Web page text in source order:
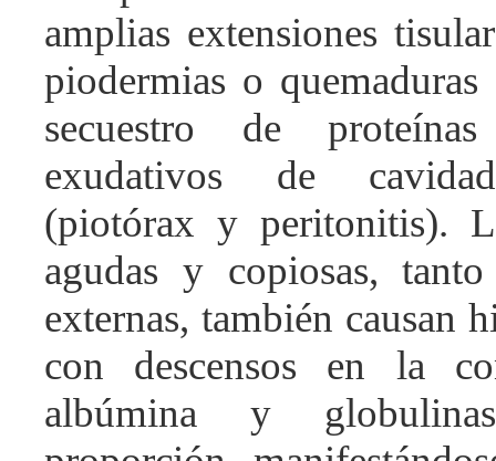
amplias extensiones
piodermias o
secuestro de
exudativos de
(piotórax y peritonitis).
agudas y copiosas,
externas, también causan
con descensos en la
albúmina y